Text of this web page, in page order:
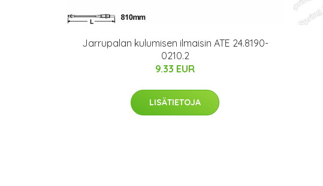
Jarrupalan kulumisen ilmaisin ATE 24.8190-
0210.2
9.33 EUR
LISÄTIETOJA